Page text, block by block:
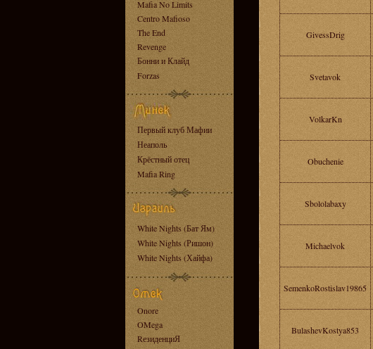
Mafia No Limits
Centro Mafioso
The End
Revenge
Бонни и Клайд
Forzas
Первый клуб Мафии
Неаполь
Крёстный отец
Mafia Ring
White Nights (Бат Ям)
White Nights (Ришон)
White Nights (Хайфа)
Onore
OMega
RезиденциЯ
GivessDrig
Svetavok
VolkarKn
Obuchenie
Sbololabaxy
Michaelvok
SemenkoRostislav19865
BulashevKostya853